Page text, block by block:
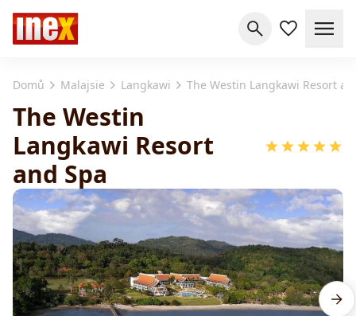
Domů Malajsie Langkawi The Westin Langkawi Resort
The Westin
Langkawi Resort
and Spa